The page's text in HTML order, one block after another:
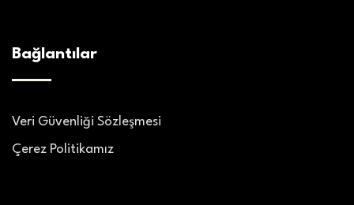
Bağlantılar
Veri Güvenliği Sözleşmesi
Çerez Politikamız